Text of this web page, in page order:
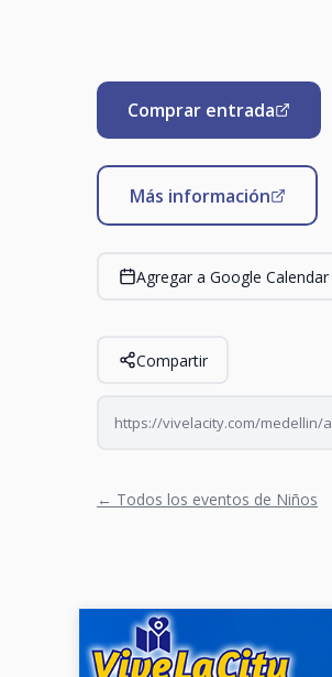
Comprar entrada
Más información
Agregar a Google Calendar
Compartir
https://vivelacity.com/
← Todos los eventos de Niños